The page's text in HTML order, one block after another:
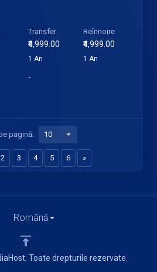
Transfer
₹4,999.00
1 An
Reînnoire
₹4,999.00
1 An
-
2 3 4 5 6 »
pagină:
Toate drepturile rezervate.
Română